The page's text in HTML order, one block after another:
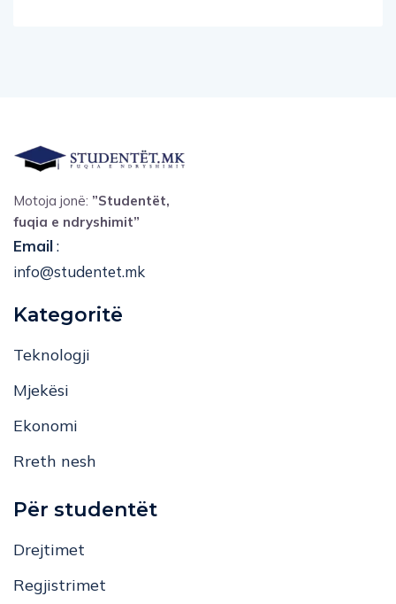
Motoja jonë: ”Studentët,
fuqia e ndryshimit”
Email:
info@studentet.mk
Kategoritë
Teknologji
Mjekësi
Ekonomi
Rreth nesh
Për studentët
Drejtimet
Regjistrimet